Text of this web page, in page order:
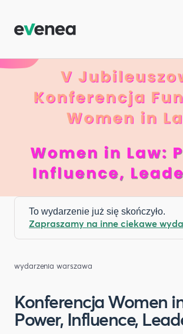
To wydarzenie już się skończyło.
Zapraszamy na inne ciekawe
wydarzenia warszawa
Konferencja Women
Power, Influence,